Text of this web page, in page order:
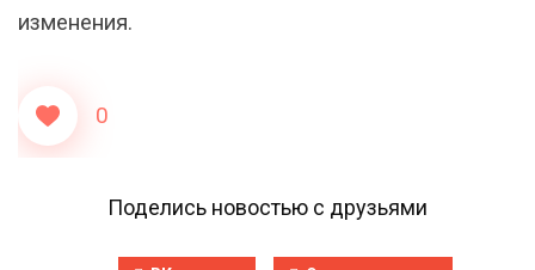
изменения.
0
Поделись новостью с друзьями